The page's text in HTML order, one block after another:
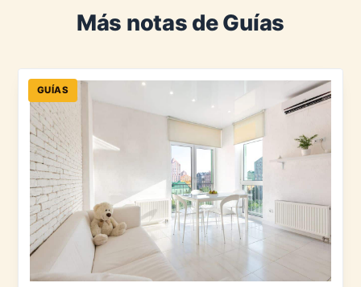
Más notas de Guías
GUÍAS